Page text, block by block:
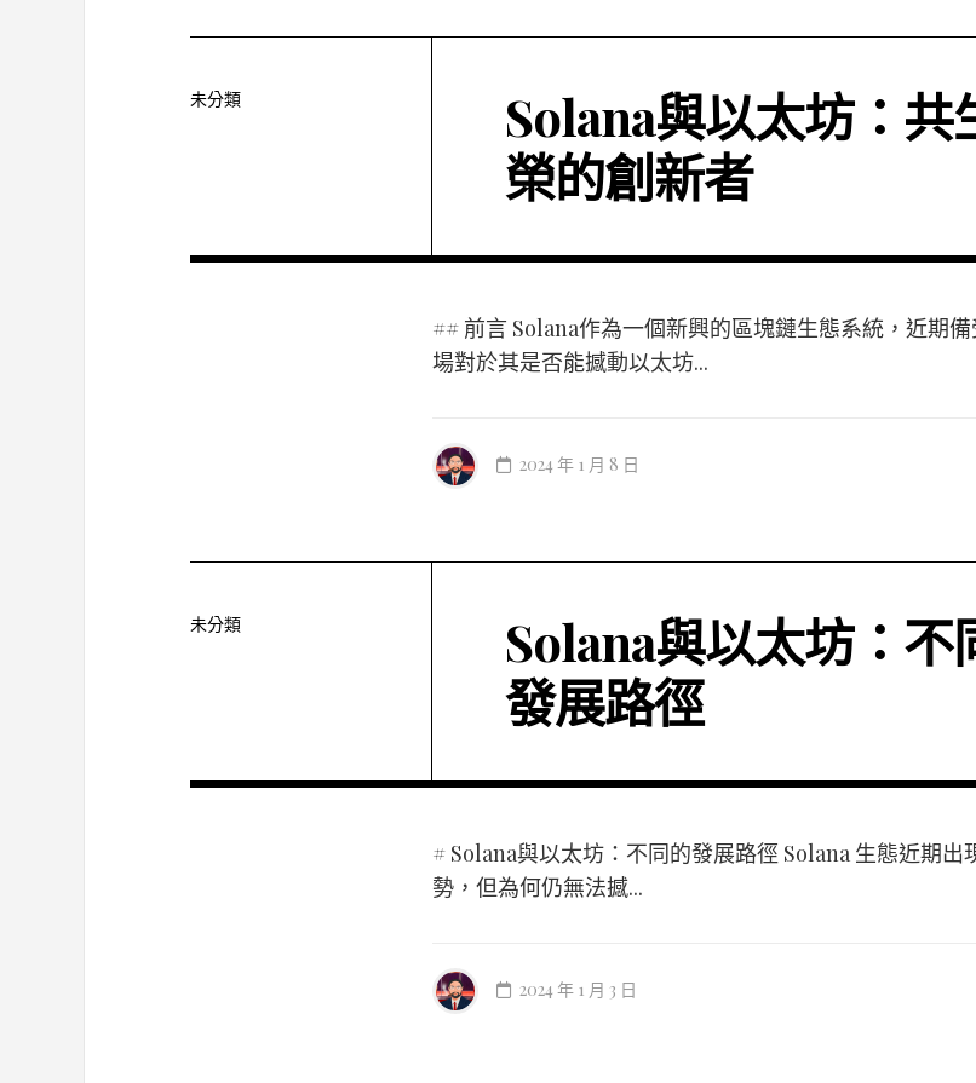
未分類
Solana與以太坊：共
榮的創新者
## 前言 Solana作為一個新興的區塊鏈生態系統，近期
場對於其是否能撼動以太坊...
2024 年 1 月 8 日
未分類
Solana與以太坊：不
發展路徑
# Solana與以太坊：不同的發展路徑 Solana 生態近期出
勢，但為何仍無法撼...
2024 年 1 月 3 日